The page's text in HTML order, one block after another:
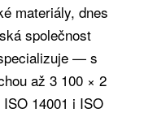
materiály, dnes
společnost
— s
až 3 100 × 2
14001 i ISO